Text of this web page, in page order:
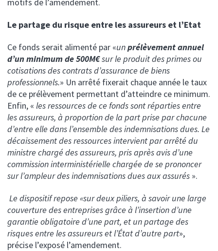
Le partage du risque entre les assureurs et l’Etat
Ce fonds serait alimenté par «unprélèvement annuel
d’un minimum de 500M€sur le produit des primes ou
cotisations des contrats d’assurance de biens
professionnels.» Un arrêté fixerait chaque année le taux
de ce prélèvement permettant d’atteindre ce minimum.
Enfin, « les ressources de ce fonds sont réparties entre
les assureurs, à proportion de la part prise par chacune
d’entre elle dans l’ensemble des indemnisations dues. Le
décaissement des ressources intervient par arrêté du
ministre chargé des assureurs, pris après avis d’une
commission interministérielle chargée de se prononcer
sur l’ampleur des indemnisations dues aux assurés ».
Le dispositif repose «sur deux piliers, à savoir une large
couverture des entreprises grâce à l’insertion d’une
garantie obligatoire d’une part, et un partage des
risques entre les assureurs et l’État d’autre part»,
précise l’exposé l’amendement.
LE COURTIER RESPONSABLE